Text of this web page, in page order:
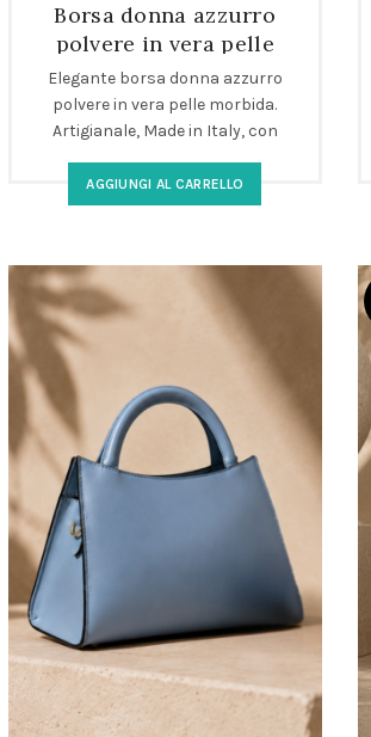
Borsa donna azzurro
polvere in vera pelle
morbida
Elegante borsa donna azzurro
polvere in vera pelle morbida.
Artigianale, Made in Italy, con
look casual chic.
AGGIUNGI AL CARRELLO